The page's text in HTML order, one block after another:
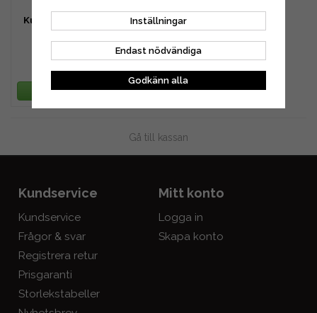
Kuggrem HTD 544-8M-30
510 kr
LÄGG I VARUKORG
Gå till kassan
Kundservice
Kundservice
Frågor & svar
Registrera retur
Prisgaranti
Storlekstabeller
Mitt konto
Logga in
Skapa konto
Inställningar
Endast nödvändiga
Godkänn alla